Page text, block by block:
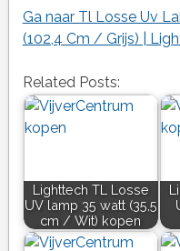
Ga naar Tl Losse Uv
(102,4 Cm / Grijs) |
Related Posts:
Lighttech TL Losse
UV lamp 35 watt (35,5
cm / Wit) kopen